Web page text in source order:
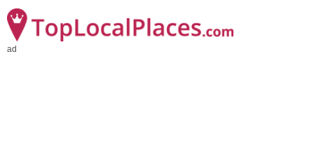
ad